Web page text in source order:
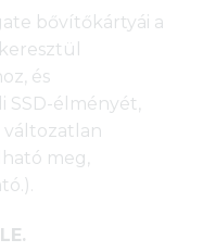
bővítőkártyái a
és
SSD-élményét,
változatlan
meg,